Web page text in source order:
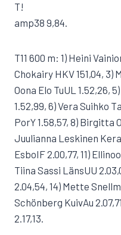
T!
amp38 9,84.
T11 600 m: 1) Heini
Chokairy HKV 151,04, 3)
Oona Elo TuUL 1.52,26,
1.52,99, 6) Vera Suihko
PorY 1.58,57, 8) Birgitta
Juulianna Leskinen
EsboIF 2.00,77, 11)
Tiina Sassi LänsUU
2.04,54, 14) Mette
Schönberg KuivAu
2.17,13.